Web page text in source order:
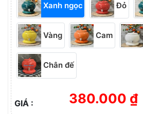
Xanh ngọc Đỏ
Vàng Cam
Chân đế
GIÁ : 380.000 ₫